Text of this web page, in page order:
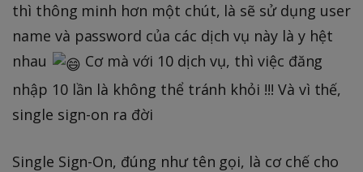
thì thông minh hơn một chút, là sẽ sử dụng user
name và password của các dịch vụ này là y hệt
nhau
Cơ mà với 10 dịch vụ, thì việc đăng
nhập 10 lần là không thể tránh khỏi !!! Và vì thế,
single sign-on ra đời
Single Sign-On, đúng như tên gọi, là cơ chế cho